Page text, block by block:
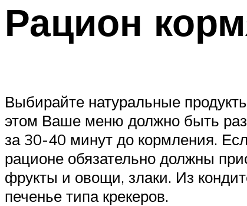
Рацион
Выбирайте натуральные
этом Ваше меню должно быть
за 30-40 минут до кормления.
рационе обязательно должны
фрукты и овощи, злаки. Из
печенье типа крекеров.